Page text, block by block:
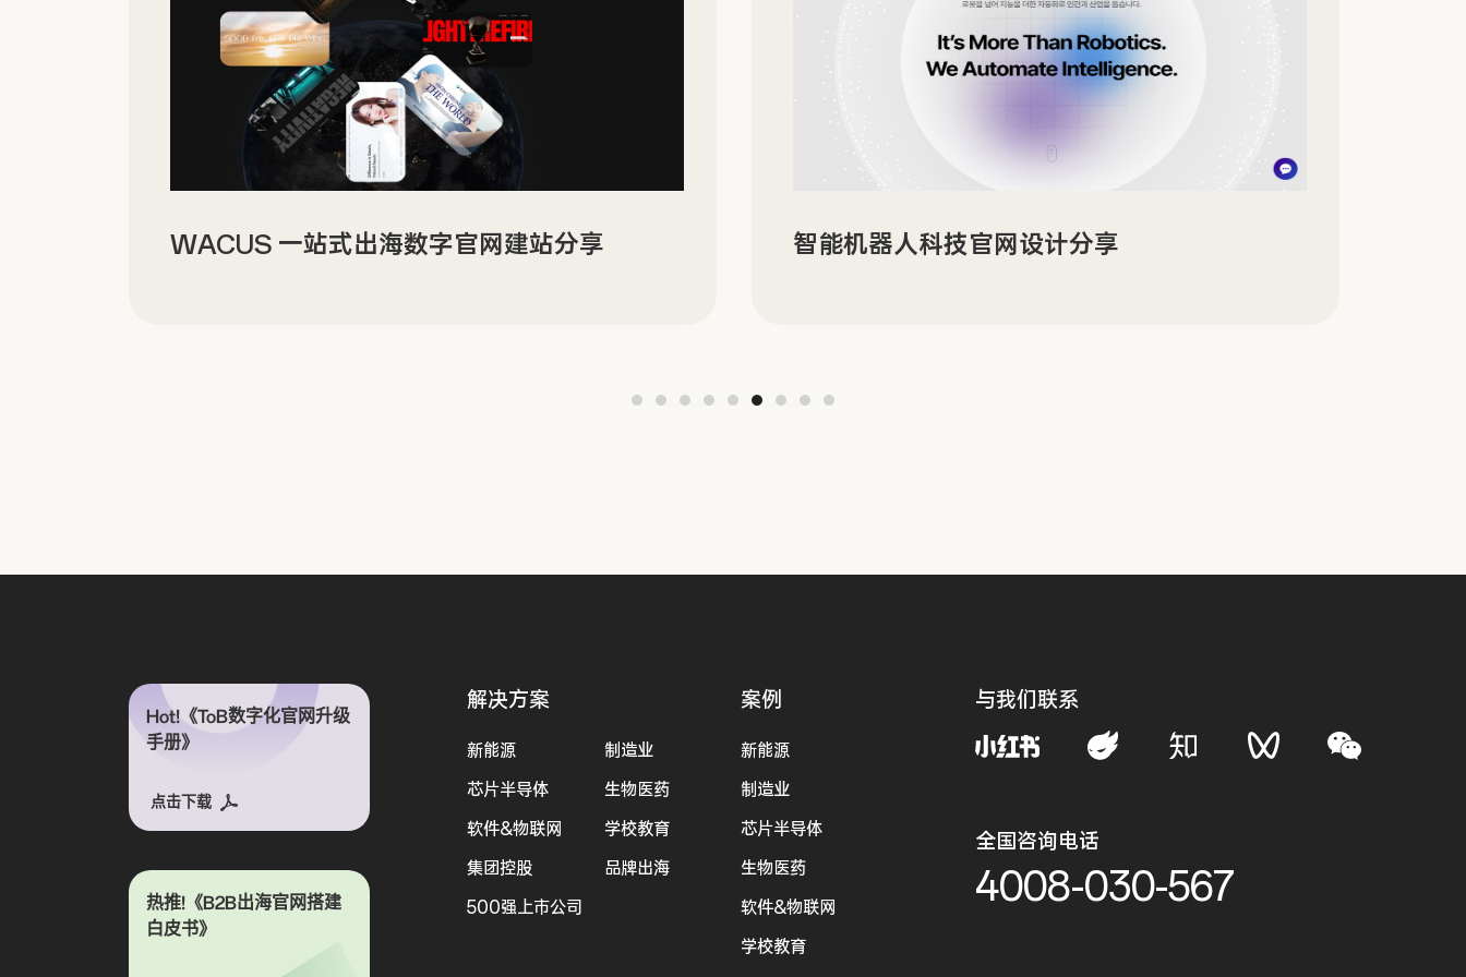
WACUS 一站式出海数字官网建站分享 智能机器人科技官网设计分享
Hot!《ToB数字化官网升级
手册》
点击下载
热推!《B2B出海官网搭建
白皮书》
解决方案
新能源
制造业
芯片半导体
生物医药
软件&物联网
学校教育
集团控股
品牌出海
500强上市公司
案例
新能源
制造业
芯片半导体
生物医药
软件&物联网
学校教育
与我们联系
全国咨询电话
4008-030-567